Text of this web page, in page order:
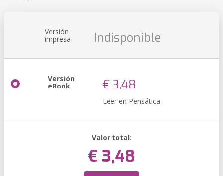
Versión
impresa Indisponible
Versión
eBook € 3,48
Leer en Pensática
Valor total:
€ 3,48